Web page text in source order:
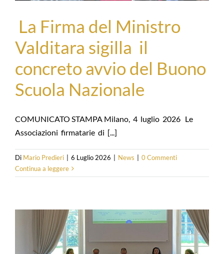
La Firma del Ministro
Valditara sigilla il
concreto avvio del Buono
Scuola Nazionale
COMUNICATO STAMPA Milano, 4 luglio 2026 Le
Associazioni firmatarie di [...]
Di Mario Predieri 6 Luglio 2026 News
0 Commenti
Continua a leggere